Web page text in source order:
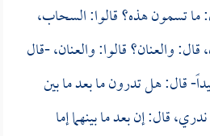
ما تسمون هذه؟ قالوا: السحاب،
قال: والعنان؟ قالوا: والعنان، -قال
قال: هل تدرون ما بعد ما بين
قال: إن بعد ما بينهما إما